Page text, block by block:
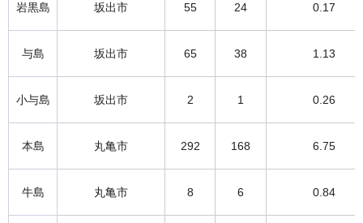
岩黒島 坂出市 55 24 0.17
与島 坂出市 65 38 1.13
小与島 坂出市 2 1 0.26
本島 丸亀市 292 168 6.75
牛島 丸亀市 8 6 0.84